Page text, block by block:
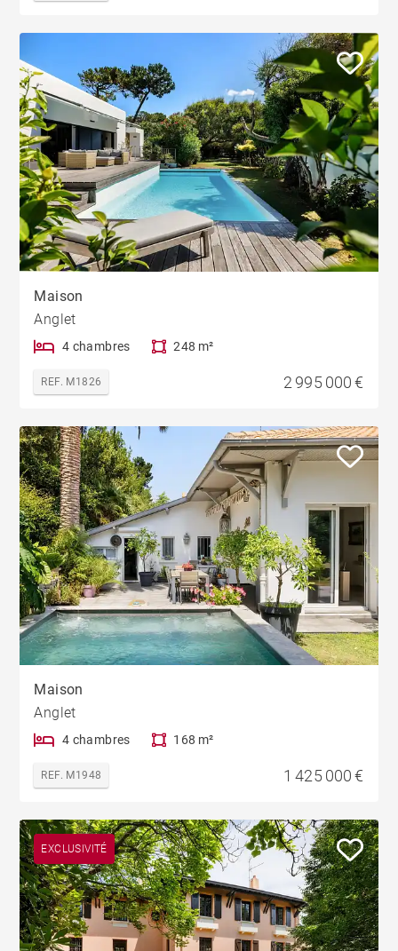
Maison
Anglet
4 chambres 248 m²
REF. M1826 2 995 000 €
Maison
Anglet
4 chambres 168 m²
REF. M1948 1 425 000 €
EXCLUSIVITÉ